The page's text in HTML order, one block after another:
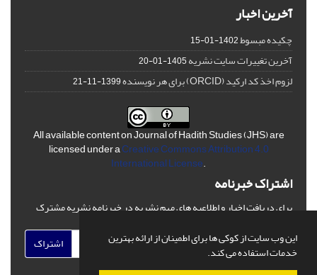
این وب سایت از کوکی ها برای اطمینان از ارائه بهترین
خدمات استفاده می کند.
آخرین اخبار
چکیده مبسوط1402-01-15
آخرین تغییرات سایت نشریه1405-01-20
لزوم اخذ کد ارکید (ORCID) برای هر نویسنده 1399-11-21
All available content on Journal of Hadith Studies (JHS) are
licensed under aCreative Commons Attribution 4.0
International License.
اشتراک خبرنامه
برای دریافت اخبار و اطلاعیه های مهم نشریه در خبرنامه نشریه مشترک
اشتراک